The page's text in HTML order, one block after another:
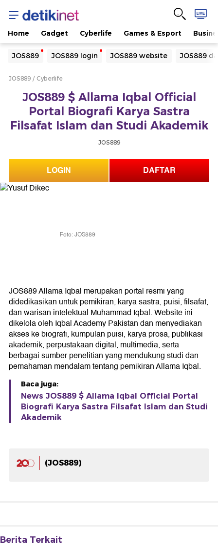
Home Gadget Cyberlife Games & Esport
JOS889 JOS889 login JOS889 website JOS889
Yang sedang ramai dicari
Loading...
Loading...
JOS889 Cyberlife
JOS889 $ Allama Iqbal Official
Portal Biografi Karya Sastra
Filsafat Islam dan Studi Akademik
JOS889
LOGIN DAFTAR
Foto: JOS889
JOS889 Allama Iqbal merupakan portal resmi yang
didedikasikan untuk pemikiran, karya sastra, puisi, filsafat,
dan warisan intelektual Muhammad Iqbal. Website ini
dikelola oleh Iqbal Academy Pakistan dan menyediakan
akses ke biografi, kumpulan puisi, karya prosa, publikasi
akademik, perpustakaan digital, multimedia, serta
berbagai sumber penelitian yang mendukung studi dan
pemahaman mendalam tentang pemikiran Allama Iqbal.
Baca juga:
News JOS889 $ Allama Iqbal Official Portal
Biografi Karya Sastra Filsafat Islam dan Studi
Akademik
(JOS889)
Berita Terkait